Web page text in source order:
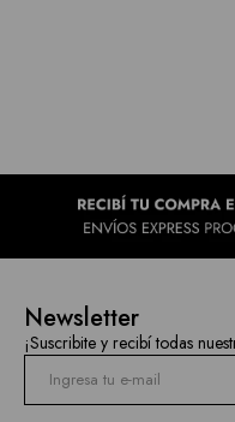
Newsletter
¡Suscribite y recibí todas